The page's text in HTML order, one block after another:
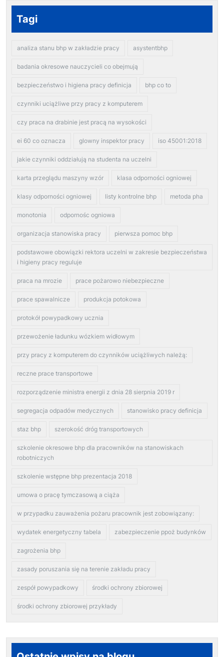
Tagi
analiza stanu bhp w zakładzie pracy asystentbhp
badania okresowe nauczycieli co obejmują
bezpieczeństwo i higiena pracy definicja bhp co to
czynniki uciążliwe przy pracy z komputerem
czy praca na drabinie jest pracą na wysokości
ei 60 co oznacza glowny inspektor pracy iso 45001:2018
jakie czynniki oddziałują na studenta na uczelni
karta przeglądu maszyny wzór klasa odporności ogniowej
klasy odporności ogniowej listy kontrolne bhp metoda pha
monotonia odpornośc ogniowa
organizacja stanowiska pracy pierwsza pomoc bhp
podstawowe obowiązki rektora uczelni w zakresie bezpieczeństwa
i higieny pracy reguluje
praca na mrozie prace pożarowo niebezpieczne
prace spawalnicze produkcja potokowa
protokół powypadkowy ucznia
przewożenie ładunku wózkiem widłowym
przy pracy z komputerem do czynników uciążliwych należą:
reczne prace transportowe
rozporządzenie ministra energii z dnia 28 sierpnia 2019 r
segregacja odpadów medycznych stanowisko pracy definicja
staz bhp szerokość dróg transportowych
szkolenie okresowe bhp dla pracowników na stanowiskach
robotniczych
szkolenie wstępne bhp prezentacja 2018
umowa o pracę tymczasową a ciąża
w przypadku zauważenia pożaru pracownik jest zobowiązany:
wydatek energetyczny tabela zabezpieczenie ppoż budynków
zagrożenia bhp
zasady poruszania się na terenie zakładu pracy
zespół powypadkowy środki ochrony zbiorowej
środki ochrony zbiorowej przykłady